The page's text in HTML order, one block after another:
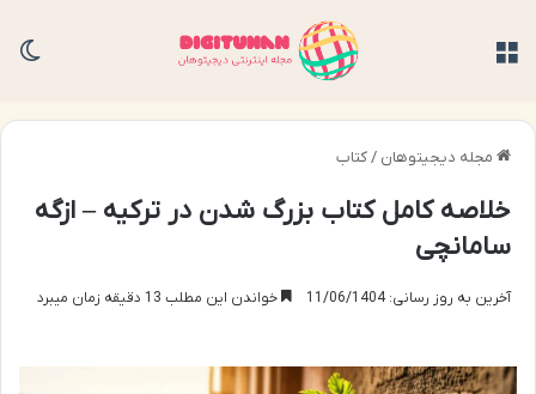
مجله دیجیتوهان /کتاب
خلاصه کامل کتاب بزرگ شدن در ترکیه – ازگه
سامانچی
آخرین به روز رسانی: 11/06/1404 خواندن این مطلب 13 دقیقه زمان میبرد